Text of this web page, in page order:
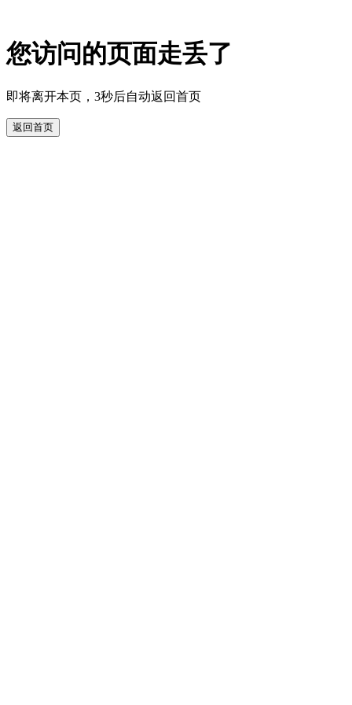
您访问的页面走丢了
即将离开本页，3秒后自动返回首页
返回首页